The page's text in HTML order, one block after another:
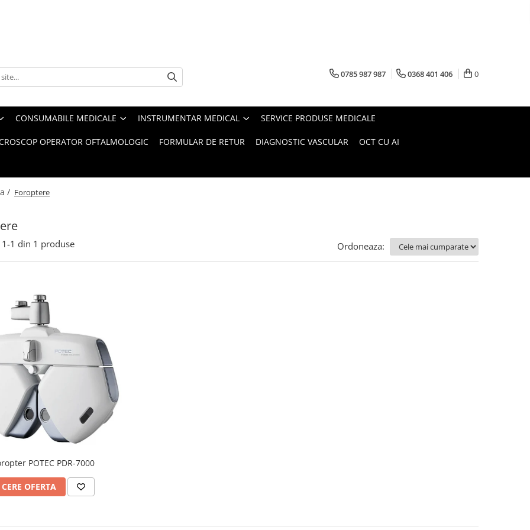
0785 987 987 0368 401 406 0
CONSUMABILE MEDICALE INSTRUMENTAR MEDICAL SERVICE PRODUSE MEDICALE
OPERATOR OFTALMOLOGIC FORMULAR DE RETUR DIAGNOSTIC VASCULAR OCT CU AI
/ Foroptere
1-1 din 1 produse Ordoneaza:
POTEC PDR-7000
CERE OFERTA